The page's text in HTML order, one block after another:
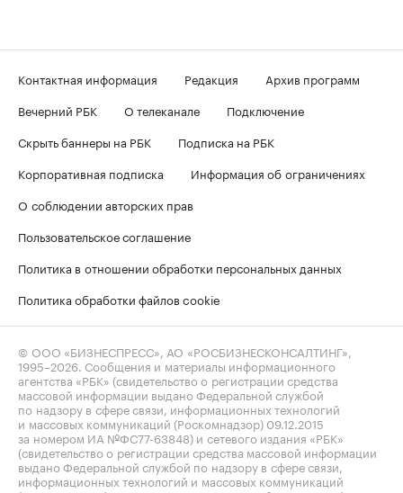
Контактная информация Редакция
Архив программ
Вечерний РБК
О телеканале
Подключение
Скрыть баннеры на РБК
Подписка на РБК
Корпоративная подписка
Информация об ограничениях
О соблюдении авторских прав
Пользовательское соглашение
Политика в отношении обработки персональных данных
Политика обработки файлов cookie
© ООО «БИЗНЕСПРЕСС», АО «РОСБИЗНЕСКОНСАЛТИНГ»,
1995–2026 . Сообщения и материалы информационного
агентства «РБК» (свидетельство о регистрации средства
массовой информации выдано Федеральной службой
по надзору в сфере связи, информационных технологий
и массовых коммуникаций (Роскомнадзор) 09.12.2015
за номером ИА №ФС77-63848) и сетевого издания «РБК»
(свидетельство о регистрации средства массовой информации
выдано Федеральной службой по надзору в сфере связи,
информационных технологий и массовых коммуникаций